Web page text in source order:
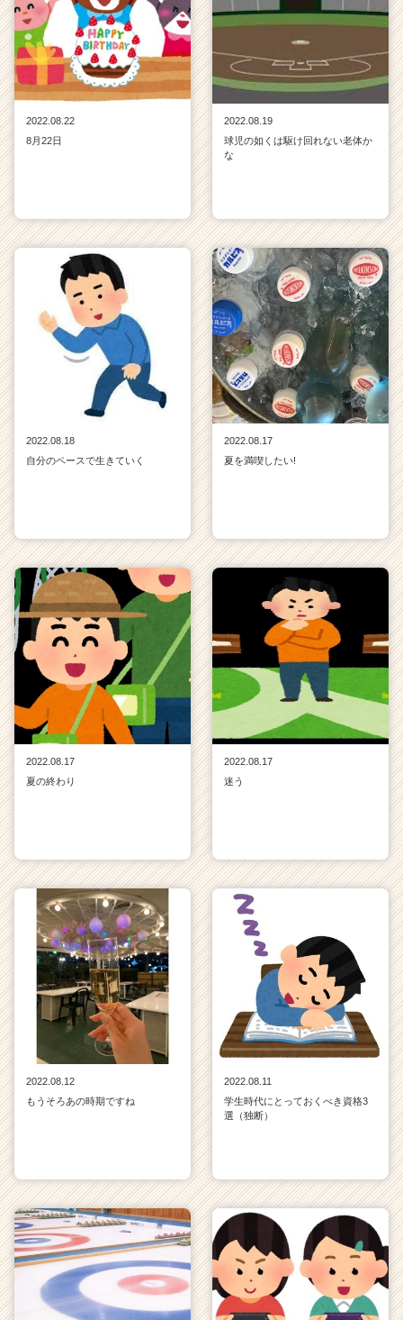
2022.08.22
8月22日
2022.08.19
球児の如くは駆け回れない老体か
な
2022.08.18
自分のペースで生きていく
2022.08.17
夏を満喫したい!
2022.08.17
夏の終わり
2022.08.17
迷う
2022.08.12
もうそろあの時期ですね
2022.08.11
学生時代にとっておくべき資格3
選（独断）